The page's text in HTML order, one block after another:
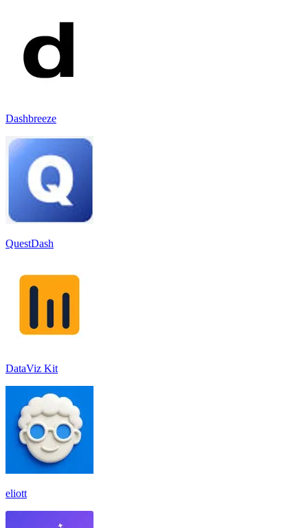
Dashbreeze
QuestDash
DataViz Kit
eliott